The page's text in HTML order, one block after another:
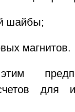
шайбы;
магнитов.
этим
для